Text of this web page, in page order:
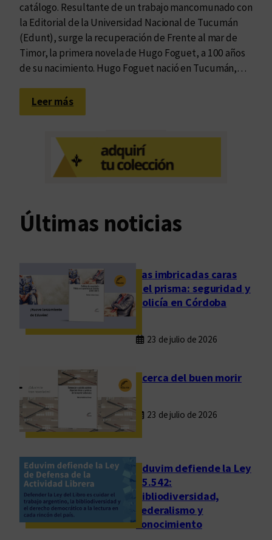
catálogo. Resultante de un trabajo mancomunado con
la Editorial de la Universidad Nacional de Tucumán
(Edunt), surge la recuperación de Frente al mar de
Timor, la primera novela de Hugo Foguet, a 100 años
de su nacimiento. Hugo Foguet nació en Tucumán,…
Leer más:
L
t
e
i
d
e
n
e
t
n
l
c
a
n
z
Últimas noticias
Las imbricadas caras
del prisma: seguridad y
policía en Córdoba
23 de julio de 2026
Acerca del buen morir
23 de julio de 2026
Eduvim defiende la Ley
25.542:
bibliodiversidad,
federalismo y
conocimiento